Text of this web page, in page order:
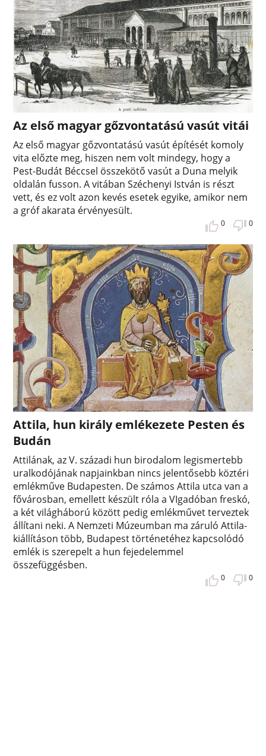
Az első magyar gőzvontatású vasút vitái
Az első magyar gőzvontatású vasút építését komoly
vita előzte meg, hiszen nem volt mindegy, hogy a
Pest-Budát Béccsel összekötő vasút a Duna melyik
oldalán fusson. A vitában Széchenyi István is részt
vett, és ez volt azon kevés esetek egyike, amikor nem
a gróf akarata érvényesült.
0 0
Attila, hun király emlékezete Pesten és
Budán
Attilának, az V. századi hun birodalom legismertebb
uralkodójának napjainkban nincs jelentősebb köztéri
emlékműve Budapesten. De számos Attila utca van a
fővárosban, emellett készült róla a VIgadóban freskó,
a két világháború között pedig emlékművet terveztek
állítani neki. A Nemzeti Múzeumban ma záruló Attila-
kiállításon több, Budapest történetéhez kapcsolódó
emlék is szerepelt a hun fejedelemmel
összefüggésben.
0 0